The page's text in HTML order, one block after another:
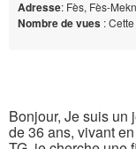
Adresse: Fès, Fès-
Nombre de vues :
Bonjour, Je suis un
de 36 ans, vivant